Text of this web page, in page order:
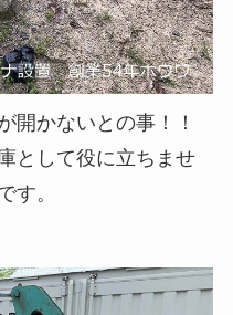
開かないとの事！！
として役に立ちませ
す。